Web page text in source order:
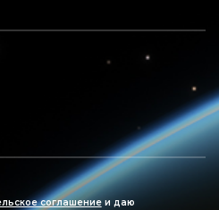
соглашениеи даю